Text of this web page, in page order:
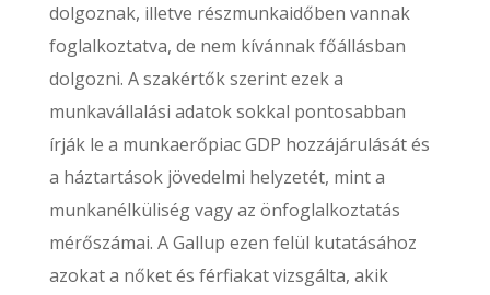
dolgoznak, illetve részmunkaidőben vannak
foglalkoztatva, de nem kívánnak főállásban
dolgozni. A szakértők szerint ezek a
munkavállalási adatok sokkal pontosabban
írják le a munkaerőpiac GDP hozzájárulását és
a háztartások jövedelmi helyzetét, mint a
munkanélküliség vagy az önfoglalkoztatás
mérőszámai. A Gallup ezen felül kutatásához
azokat a nőket és férfiakat vizsgálta, akik